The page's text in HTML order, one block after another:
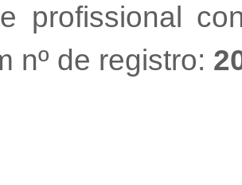
profissional
nº de registro: